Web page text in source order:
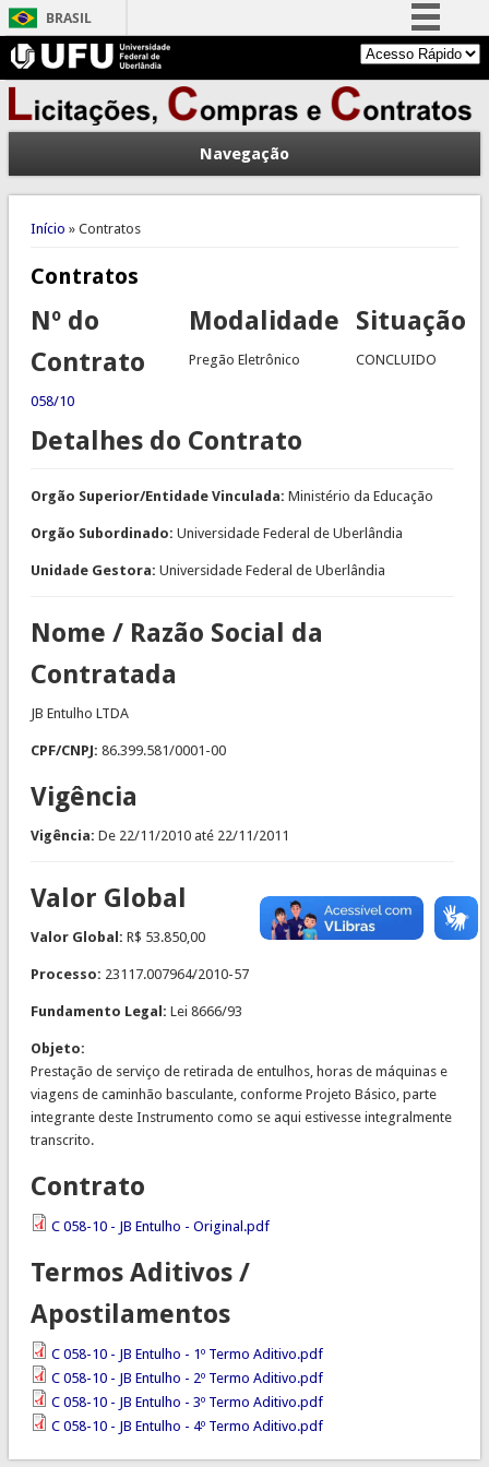
BRASIL
Simplifique!
Comunica BR
Participe
Acesso à informação
Legislação
Navegação
Você está aqui
Início » Contratos
Contratos
Nº do
Contrato
058/10
Modalidade
Pregão Eletrônico
Situação
CONCLUIDO
Detalhes do Contrato
Orgão Superior/Entidade Vinculada: Ministério da Educação
Orgão Subordinado: Universidade Federal de Uberlândia
Unidade Gestora: Universidade Federal de Uberlândia
Nome / Razão Social da
Contratada
JB Entulho LTDA
CPF/CNPJ: 86.399.581/0001-00
Vigência
Vigência: De 22/11/2010até 22/11/2011
Valor Global
Valor Global: R$ 53.850,00
Processo: 23117.007964/2010-57
Fundamento Legal: Lei 8666/93
Objeto:
Prestação de serviço de retirada de entulhos, horas de máquinas e
viagens de caminhão basculante, conforme Projeto Básico, parte
integrante deste Instrumento como se aqui estivesse integralmente
transcrito.
Contrato
C 058-10 - JB Entulho - Original.pdf
Termos Aditivos /
Apostilamentos
C 058-10 - JB Entulho - 1º Termo Aditivo.pdf
C 058-10 - JB Entulho - 2º Termo Aditivo.pdf
C 058-10 - JB Entulho - 3º Termo Aditivo.pdf
C 058-10 - JB Entulho - 4º Termo Aditivo.pdf